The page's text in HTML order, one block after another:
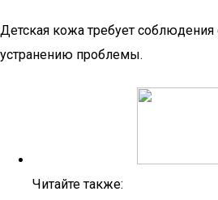
Детская кожа требует соблюдения
устранению проблемы.
Читайте также: